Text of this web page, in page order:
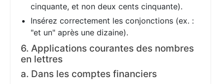
cinquante, et non deux cents cinquante).
Insérez correctement les conjonctions (ex. :
"et un" après une dizaine).
6. Applications courantes des nombres
en lettres
a. Dans les comptes financiers